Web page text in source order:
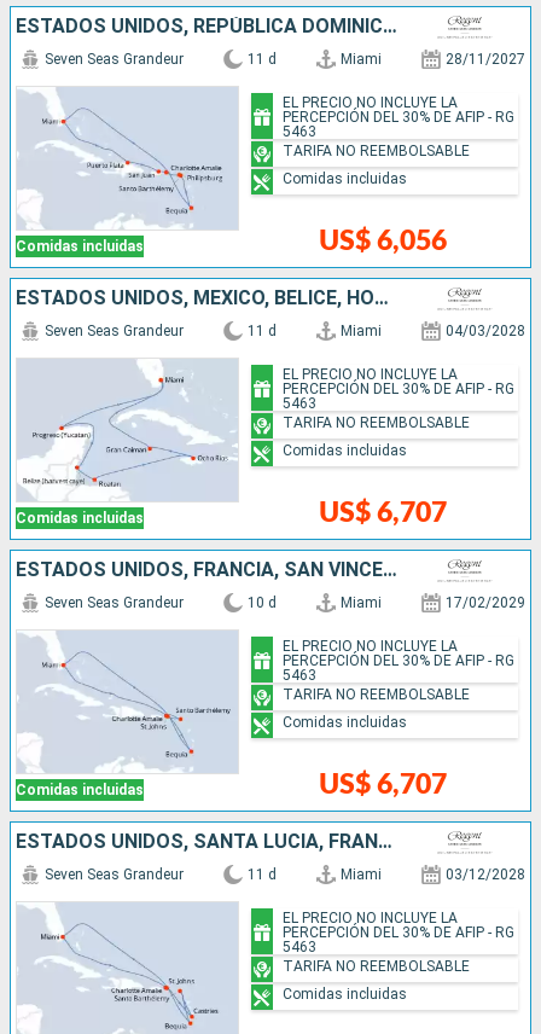
ESTADOS UNIDOS, REPÚBLICA DOMINICANA, PUERTO RICO, SAN MARTÍN, FRANCIA, SAN VINCENT Y LAS GRANADINAS
Comidas incluidas
Seven Seas Grandeur 11 d Miami 28/11/2027
US$ 6,056
EL PRECIO NO INCLUYE LA
PERCEPCIÓN DEL 30% DE AFIP - RG
5463
TARIFA NO REEMBOLSABLE
Comidas incluidas
ESTADOS UNIDOS, MÉXICO, BELICE, HONDURAS, JAMAICA, ISLAS CAIMÁN
Comidas incluidas
Seven Seas Grandeur 11 d Miami 04/03/2028
US$ 6,707
EL PRECIO NO INCLUYE LA
PERCEPCIÓN DEL 30% DE AFIP - RG
5463
TARIFA NO REEMBOLSABLE
Comidas incluidas
ESTADOS UNIDOS, FRANCIA, SAN VINCENT Y LAS GRANADINAS
Comidas incluidas
Seven Seas Grandeur 10 d Miami 17/02/2029
US$ 6,707
EL PRECIO NO INCLUYE LA
PERCEPCIÓN DEL 30% DE AFIP - RG
5463
TARIFA NO REEMBOLSABLE
Comidas incluidas
ESTADOS UNIDOS, SANTA LUCIA, FRANCIA, SAN VINCENT Y LAS GRANADINAS
Seven Seas Grandeur 11 d Miami 03/12/2028
EL PRECIO NO INCLUYE LA
PERCEPCIÓN DEL 30% DE AFIP - RG
5463
TARIFA NO REEMBOLSABLE
Comidas incluidas